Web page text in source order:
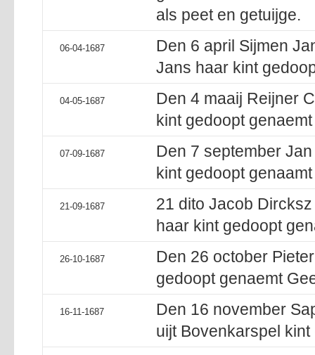
als peet en getuijge.
06-04-1687
Den 6 april Sijmen
Jans haar kint
04-05-1687
Den 4 maaij Reijner
kint gedoopt
07-09-1687
Den 7 september
kint gedoopt
21-09-1687
21 dito Jacob
haar kint gedoopt
26-10-1687
Den 26 october
gedoopt genaemt
16-11-1687
Den 16 november
uijt Bovenkarspel